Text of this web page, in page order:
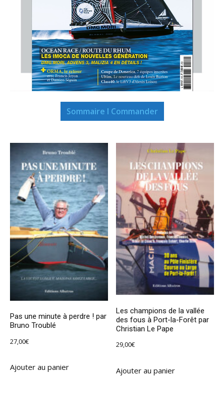
Sommaire I Commander
Pas une minute à perdre ! par
Bruno Troublé
27,00€
Ajouter au panier
Les champions de la vallée
des fous à Port-la-Forêt par
Christian Le Pape
29,00€
Ajouter au panier